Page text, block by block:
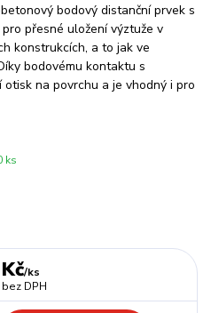
bodový distanční prvek s
přesné uložení výztuže v
konstrukcích, a to jak ve
bodovému kontaktu s
na povrchu a je vhodný i pro
ks
/ks
bez DPH